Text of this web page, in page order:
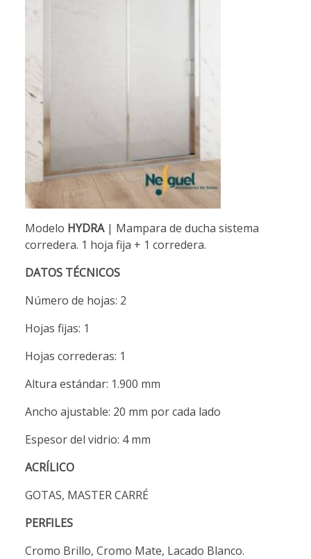
Modelo HYDRA| Mampara de ducha sistema
corredera. 1 hoja fija + 1 corredera.
DATOS TÉCNICOS
Número de hojas: 2
Hojas fijas: 1
Hojas correderas: 1
Altura estándar: 1.900 mm
Ancho ajustable: 20 mm por cada lado
Espesor del vidrio: 4 mm
ACRÍLICO
GOTAS, MASTER CARRÉ
PERFILES
Cromo Brillo, Cromo Mate, Lacado Blanco.